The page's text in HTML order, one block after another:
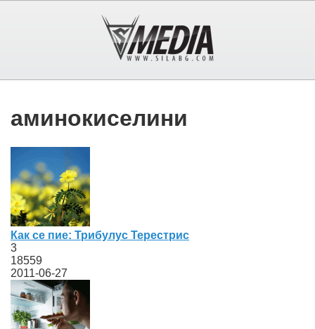
аминокиселини
Как се пие: Трибулус Терестрис
3
18559
2011-06-27